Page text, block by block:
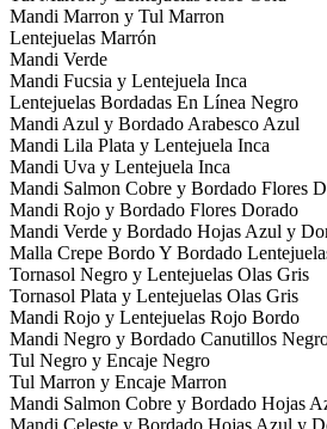
Mandi Marron y Tul Marron
Lentejuelas Marrón
Mandi Verde
Mandi Fucsia y Lentejuela Inca
Lentejuelas Bordadas En Línea Negro
Mandi Azul y Bordado Arabesco Azul
Mandi Lila Plata y Lentejuela Inca
Mandi Uva y Lentejuela Inca
Mandi Salmon Cobre y Bordado Flores
Mandi Rojo y Bordado Flores Dorado
Mandi Verde y Bordado Hojas Azul y
Malla Crepe Bordo Y Bordado
Tornasol Negro y Lentejuelas Olas Gris
Tornasol Plata y Lentejuelas Olas Gris
Mandi Rojo y Lentejuelas Rojo Bordo
Mandi Negro y Bordado Canutillos
Tul Negro y Encaje Negro
Tul Marron y Encaje Marron
Mandi Salmon Cobre y Bordado Hojas
Mandi Celeste y Bordado Hojas Azul y